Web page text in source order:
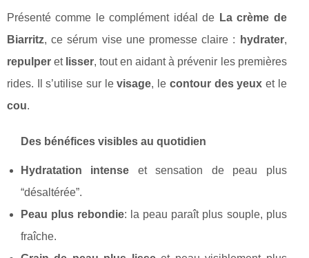
Présenté comme le complément idéal de La crème de
Biarritz, ce sérum vise une promesse claire : hydrater,
repulper et lisser, tout en aidant à prévenir les premières
rides. Il s’utilise sur levisage, le contour des yeux et le
cou.
Des bénéfices visibles au quotidien
Hydratation intense et sensation de peau plus
“désaltérée”.
Peau plus rebondie: la peau paraît plus souple, plus
fraîche.